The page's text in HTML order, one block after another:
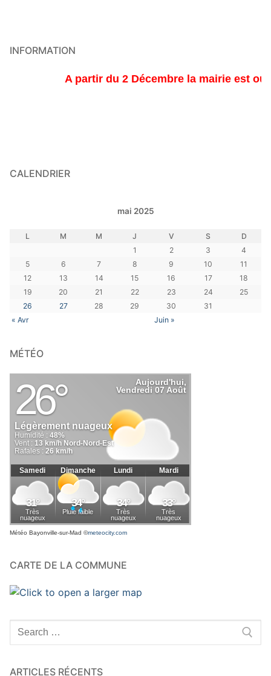
INFORMATION
A partir du 2 Décembre la mairie est
CALENDRIER
mai 2025
L M M J V S D
« Avr Juin »
1 2 3
4
5
6 7 8 9 10
11
12
13 14 15 16 17
18
19
20 21 22 23 24
25
26
27 28 29 30 31
MÉTÉO
Météo Bayonville-sur-Mad ©meteocity.com
CARTE DE LA COMMUNE
Rechercher
:
ARTICLES RÉCENTS